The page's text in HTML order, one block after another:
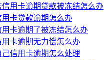
信用卡逾期贷款被冻结怎么办
用卡贷款逾期怎么办
用卡逾期了被冻结怎么办
用卡逾期无力偿怎么办
己信用卡逾期怎么处理